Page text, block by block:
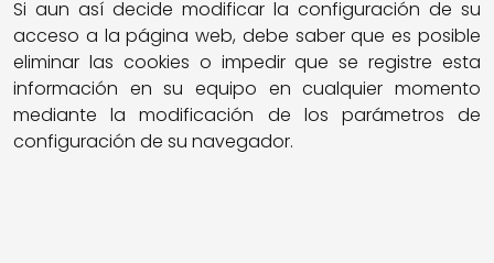
Si aun así decide modificar la configuración de su
acceso a la página web, debe saber que es posible
eliminar las cookies o impedir que se registre esta
información en su equipo en cualquier momento
mediante la modificación de los parámetros de
configuración de su navegador.